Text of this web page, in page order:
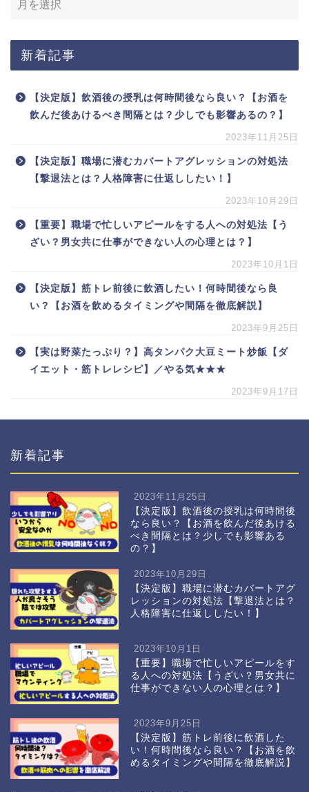
新着記事
【決定版】飲酒後の授乳は何時間後なら良い？【お酒を
飲んだ後あけるべき間隔とは？少しでも影響あるの？】
2023年11月25日
【決定版】職場に潜むカバートアグレッションの対処法
【撃退法とは？人格障害に仕返ししたい！】
2023年10月29日
【重要】職場で忙しいアピールをする人への対処法【う
ざい？男女共に仕事ができない人の心理とは？】
2023年10月1日
【決定版】筋トレ前後に飲酒したい！何時間後なら良
い？【お酒を飲めるタイミングや間隔を徹底解説】
2023年9月25日
【実は野菜たっぷり？】高タンパク大豆ミート炒飯【ダ
イエット・筋トレレシピ】／やる気★★★
2023年9月17日
新着記事
2023年11月25日
【決定版】飲酒後の授乳は何時間後
なら良い？【お酒を飲んだ後あける
べき間隔とは？少しでも影響ある
の？】
2023年10月29日
【決定版】職場に潜むカバートアグ
レッションの対処法【撃退法とは？
人格障害に仕返ししたい！】
2023年10月1日
【重要】職場で忙しいアピールをす
る人への対処法【うざい？男女共に
仕事ができない人の心理とは？】
2023年9月25日
【決定版】筋トレ前後に飲酒した
い！何時間後なら良い？【お酒を飲
めるタイミングや間隔を徹底解説】